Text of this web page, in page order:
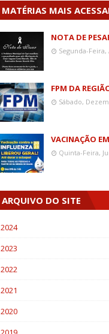
MATÉRIAS MAIS
NOTA DE
Segunda-Feira,
FPM DA
Sábado,
VACINAÇÃO
Quinta-Feira,
ARQUIVO DO SITE
2024
2023
2022
2021
2020